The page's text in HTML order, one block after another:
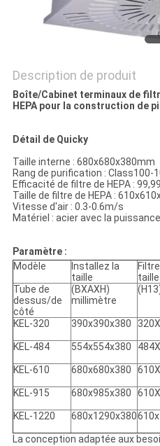
POLITIQUE
CONFIDENTIALITÉ
Description de produit
Boîte/Cabinet terminaux de
HEPA pour la construction de
Détail de Quicky
Taille interne : 680x680x380mm
Rang de purification : Class100-
Efficacité de filtre de HEPA :
Taille de filtre de HEPA :
Vitesse d'air : 0.3-0.6m/s
Matériel : acier avec la
Paramètre :
Modèle
Installez la
taille
taille
Tube de
dessus/de
côté
(BXAXH)
millimètre
KEL-320 390x390x380
KEL-484 554x554x380
KEL-610 680x680x380
KEL-915 680x985x380
KEL-1220 680x1290x380
La conception adaptée aux